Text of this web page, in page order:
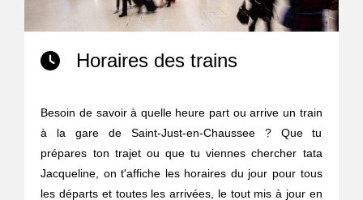
Horaires des trains
Besoin de savoir à quelle heure part ou arrive un train
à la gare de Saint-Just-en-Chaussee ? Que tu
prépares ton trajet ou que tu viennes chercher tata
Jacqueline, on t'affiche les horaires du jour pour tous
les départs et toutes les arrivées, le tout mis à jour en